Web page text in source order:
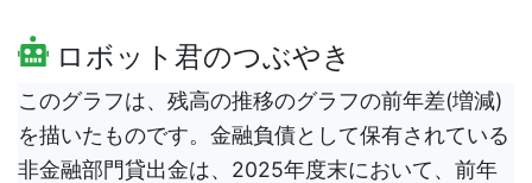
ロボット君のつぶやき
このグラフは、残高の推移のグラフの前年差(増減)
を描いたものです。金融負債として保有されている
非金融部門貸出金は、2025年度末において、前年